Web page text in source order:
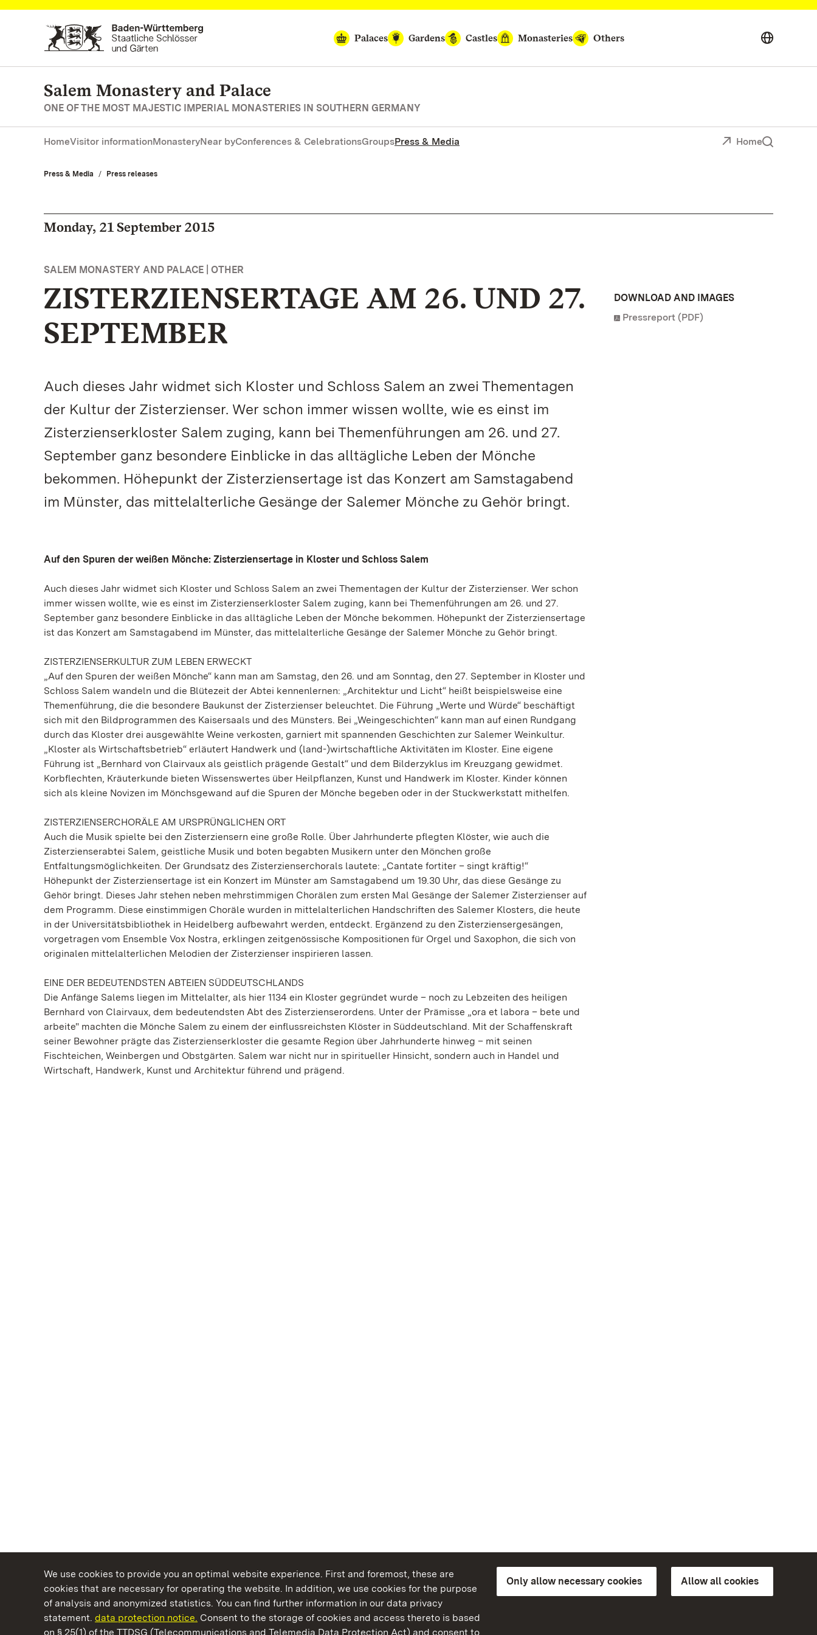
We use cookies to provide you an optimal website experience. First and foremost, these are
cookies that are necessary for operating the website. In addition, we use cookies for the purpose
of analysis and anonymized statistics. You can find further information in our data privacy
statement. data protection notice. Consent to the storage of cookies and access thereto is based
on § 25(1) of the TTDSG (Telecommunications and Telemedia Data Protection Act) and consent to
Only allow necessary cookies Allow all cookies
Navigate to main page
Palaces
Gardens Castles Monasteries Others
Salem Monastery and Palace
ONE OF THE MOST MAJESTIC IMPERIAL MONASTERIES IN SOUTHERN GERMANY
HomeVisitor informationMonasteryNear byConferences & CelebrationsGroupsPress & Media Home
Press & Media Press releases
Monday, 21 September 2015
SALEM MONASTERY AND PALACE | OTHER
ZISTERZIENSERTAGE AM 26. UND 27.
SEPTEMBER
Auch dieses Jahr widmet sich Kloster und Schloss Salem an zwei Thementagen
der Kultur der Zisterzienser. Wer schon immer wissen wollte, wie es einst im
Zisterzienserkloster Salem zuging, kann bei Themenführungen am 26. und 27.
September ganz besondere Einblicke in das alltägliche Leben der Mönche
bekommen. Höhepunkt der Zisterziensertage ist das Konzert am Samstagabend
im Münster, das mittelalterliche Gesänge der Salemer Mönche zu Gehör bringt.
Auf den Spuren der weißen Mönche: Zisterziensertage in Kloster und Schloss Salem
Auch dieses Jahr widmet sich Kloster und Schloss Salem an zwei Thementagen der Kultur der Zisterzienser. Wer schon
immer wissen wollte, wie es einst im Zisterzienserkloster Salem zuging, kann bei Themenführungen am 26. und 27.
September ganz besondere Einblicke in das alltägliche Leben der Mönche bekommen. Höhepunkt der Zisterziensertage
ist das Konzert am Samstagabend im Münster, das mittelalterliche Gesänge der Salemer Mönche zu Gehör bringt.
ZISTERZIENSERKULTUR ZUM LEBEN ERWECKT
„Auf den Spuren der weißen Mönche“ kann man am Samstag, den 26. und am Sonntag, den 27. September in Kloster und
Schloss Salem wandeln und die Blütezeit der Abtei kennenlernen: „Architektur und Licht“ heißt beispielsweise eine
Themenführung, die die besondere Baukunst der Zisterzienser beleuchtet. Die Führung „Werte und Würde“ beschäftigt
sich mit den Bildprogrammen des Kaisersaals und des Münsters. Bei „Weingeschichten“ kann man auf einen Rundgang
durch das Kloster drei ausgewählte Weine verkosten, garniert mit spannenden Geschichten zur Salemer Weinkultur.
„Kloster als Wirtschaftsbetrieb“ erläutert Handwerk und (land-)wirtschaftliche Aktivitäten im Kloster. Eine eigene
Führung ist „Bernhard von Clairvaux als geistlich prägende Gestalt“ und dem Bilderzyklus im Kreuzgang gewidmet.
Korbflechten, Kräuterkunde bieten Wissenswertes über Heilpflanzen, Kunst und Handwerk im Kloster. Kinder können
sich als kleine Novizen im Mönchsgewand auf die Spuren der Mönche begeben oder in der Stuckwerkstatt mithelfen.
ZISTERZIENSERCHORÄLE AM URSPRÜNGLICHEN ORT
Auch die Musik spielte bei den Zisterziensern eine große Rolle. Über Jahrhunderte pflegten Klöster, wie auch die
Zisterzienserabtei Salem, geistliche Musik und boten begabten Musikern unter den Mönchen große
Entfaltungsmöglichkeiten. Der Grundsatz des Zisterzienserchorals lautete: „Cantate fortiter – singt kräftig!“
Höhepunkt der Zisterziensertage ist ein Konzert im Münster am Samstagabend um 19.30 Uhr, das diese Gesänge zu
Gehör bringt. Dieses Jahr stehen neben mehrstimmigen Chorälen zum ersten Mal Gesänge der Salemer Zisterzienser auf
dem Programm. Diese einstimmigen Choräle wurden in mittelalterlichen Handschriften des Salemer Klosters, die heute
in der Universitätsbibliothek in Heidelberg aufbewahrt werden, entdeckt. Ergänzend zu den Zisterziensergesängen,
vorgetragen vom Ensemble Vox Nostra, erklingen zeitgenössische Kompositionen für Orgel und Saxophon, die sich von
originalen mittelalterlichen Melodien der Zisterzienser inspirieren lassen.
EINE DER BEDEUTENDSTEN ABTEIEN SÜDDEUTSCHLANDS
Die Anfänge Salems liegen im Mittelalter, als hier 1134 ein Kloster gegründet wurde – noch zu Lebzeiten des heiligen
Bernhard von Clairvaux, dem bedeutendsten Abt des Zisterzienserordens. Unter der Prämisse „ora et labora – bete und
arbeite" machten die Mönche Salem zu einem der einflussreichsten Klöster in Süddeutschland. Mit der Schaffenskraft
seiner Bewohner prägte das Zisterzienserkloster die gesamte Region über Jahrhunderte hinweg – mit seinen
Fischteichen, Weinbergen und Obstgärten. Salem war nicht nur in spiritueller Hinsicht, sondern auch in Handel und
Wirtschaft, Handwerk, Kunst und Architektur führend und prägend.
DOWNLOAD AND IMAGES
Pressreport (PDF)